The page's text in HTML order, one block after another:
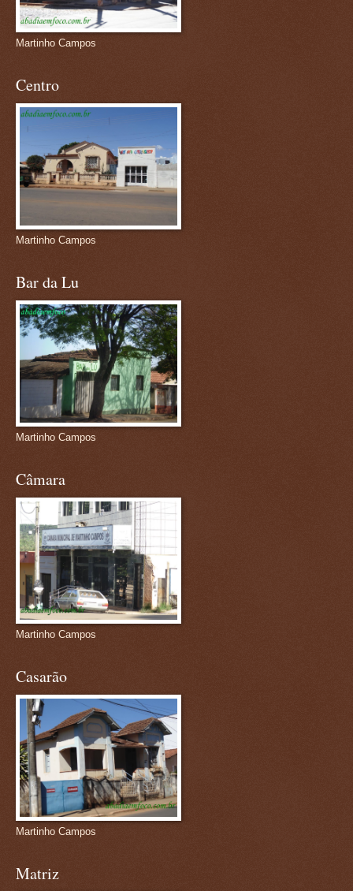
Martinho Campos
Centro
Martinho Campos
Bar da Lu
Martinho Campos
Câmara
Martinho Campos
Casarão
Martinho Campos
Matriz